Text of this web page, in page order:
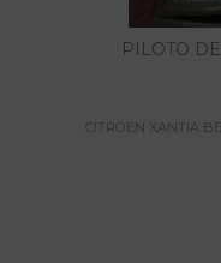
PILOTO
CITROEN XANTIA